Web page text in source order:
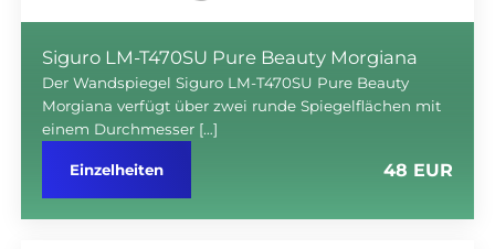
Siguro LM-T470SU Pure Beauty Morgiana
Der Wandspiegel Siguro LM-T470SU Pure Beauty
Morgiana verfügt über zwei runde Spiegelflächen mit
einem Durchmesser […]
Einzelheiten 48 EUR